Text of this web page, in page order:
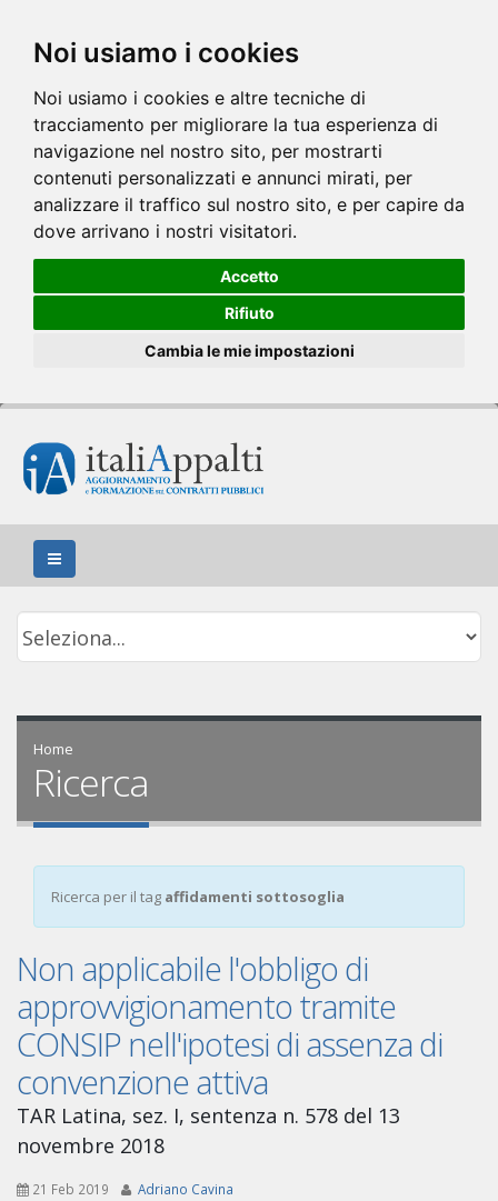
Noi usiamo i cookies
Noi usiamo i cookies e altre tecniche di
tracciamento per migliorare la tua esperienza di
navigazione nel nostro sito, per mostrarti
contenuti personalizzati e annunci mirati, per
analizzare il traffico sul nostro sito, e per capire da
dove arrivano i nostri visitatori.
Accetto
Rifiuto
Cambia le mie impostazioni
Home
Ricerca
Ricerca per il tag affidamenti sottosoglia
Non applicabile l'obbligo di
approvvigionamento tramite
CONSIP nell'ipotesi di assenza di
convenzione attiva
TAR Latina, sez. I, sentenza n. 578 del 13
novembre 2018
21 Feb 2019
Adriano Cavina